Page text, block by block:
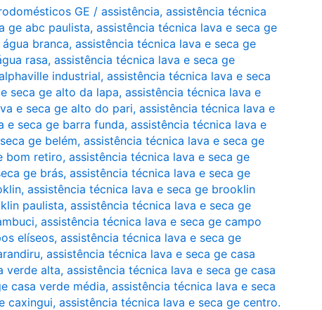
GE / assistência, assistência técnica
ge abc paulista, assistência técnica lava e seca ge
branca, assistência técnica lava e seca ge
rasa, assistência técnica lava e seca ge
industrial, assistência técnica lava e seca
seca ge alto da lapa, assistência técnica lava e
e seca ge alto do pari, assistência técnica lava e
e seca ge barra funda, assistência técnica lava e
ge belém, assistência técnica lava e seca ge
bom retiro, assistência técnica lava e seca ge
ge brás, assistência técnica lava e seca ge
, assistência técnica lava e seca ge brooklin
paulista, assistência técnica lava e seca ge
, assistência técnica lava e seca ge campo
elíseos, assistência técnica lava e seca ge
, assistência técnica lava e seca ge casa
verde alta, assistência técnica lava e seca ge casa
casa verde média, assistência técnica lava e seca
caxingui, assistência técnica lava e seca ge centro.